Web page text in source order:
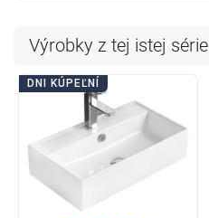
Výrobky z tej istej série
DNI KÚPEĽNÍ